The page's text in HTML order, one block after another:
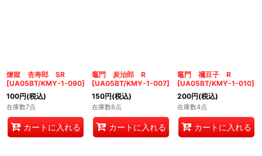
煉獄 杏寿郎 SR
[UA05BT/KMY-1-090]
100円(税込)
在庫数7点
カートに入れる
竈門 炭治郎 R
[UA05BT/KMY-1-007]
150円(税込)
在庫数6点
カートに入れる
竈門 禰豆子 R
[UA05BT/KMY-1-010]
200円(税込)
在庫数4点
カートに入れる